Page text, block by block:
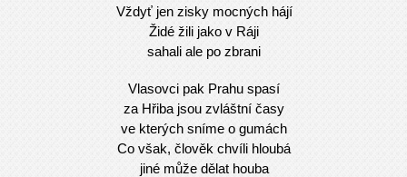
Vždyť jen zisky mocných hájí
Židé žili jako v Ráji
sahali ale po zbrani
Vlasovci pak Prahu spasí
za Hřiba jsou zvláštní časy
ve kterých sníme o gumách
Co však, člověk chvíli hloubá
jiné může dělat houba